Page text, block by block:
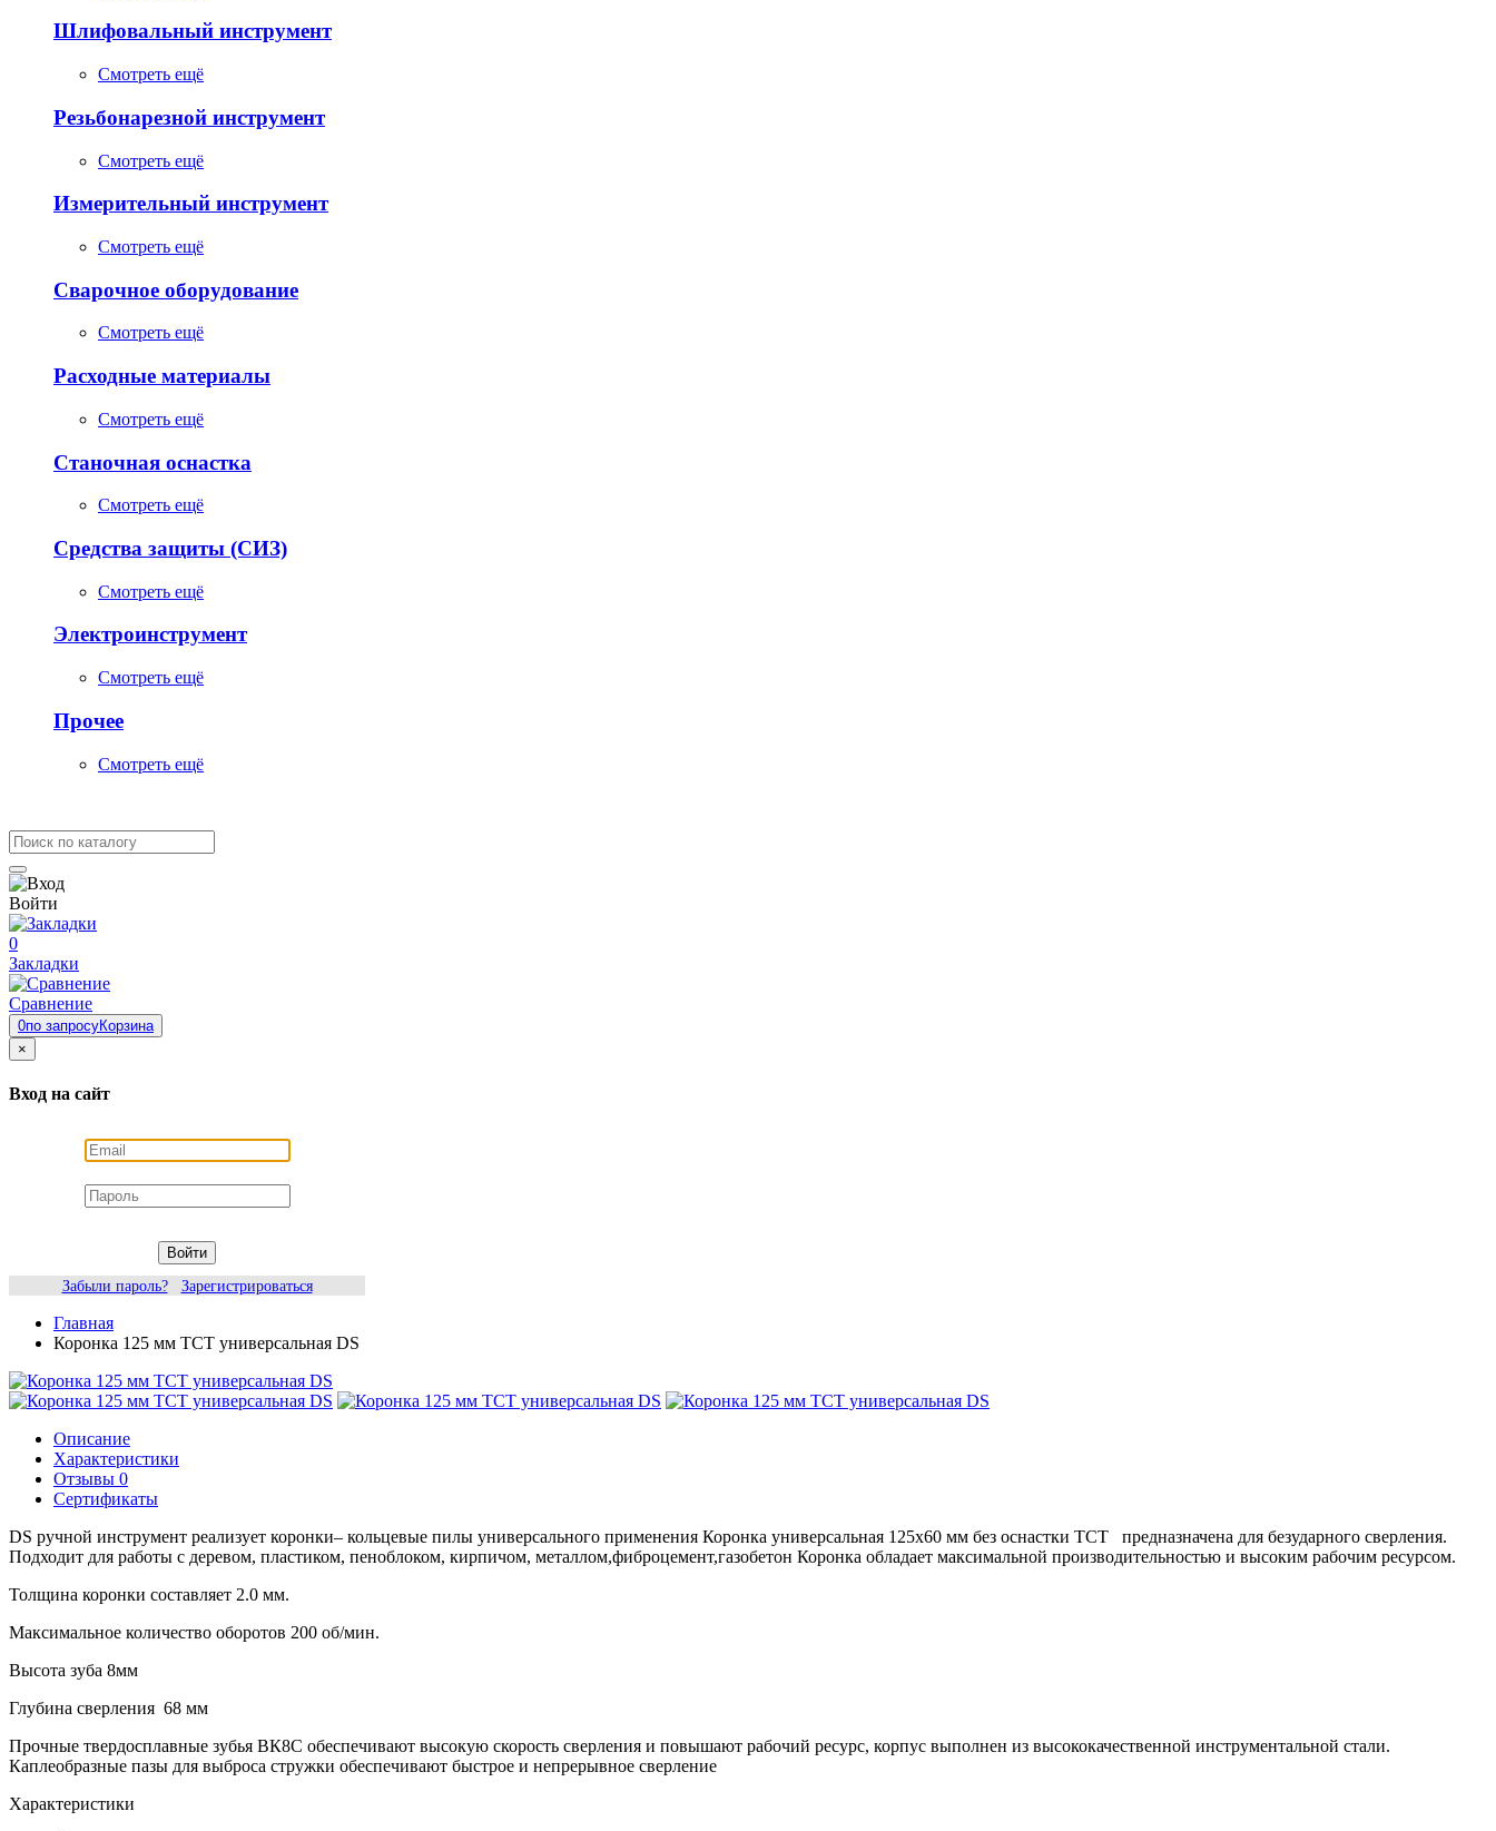
Шлифовальный инструмент
Смотреть ещё
Резьбонарезной инструмент
Смотреть ещё
Измерительный инструмент
Смотреть ещё
Сварочное оборудование
Смотреть ещё
Расходные материалы
Смотреть ещё
Станочная оснастка
Смотреть ещё
Средства защиты (СИЗ)
Смотреть ещё
Электроинструмент
Смотреть ещё
Прочее
Смотреть ещё
Войти
0
Закладки
Сравнение
0по запросуКорзина
×
Вход на сайт
Войти
Забыли пароль?
Зарегистрироваться
Главная
Коронка 125 мм ТСТ универсальная DS
Описание
Характеристики
Отзывы 0
Сертификаты
DS ручной инструмент реализует коронки– кольцевые пилы универсального применения Коронка универсальная 125х60 мм без оснастки ТСТ предназначена для безударного сверления.
Подходит для работы с деревом, пластиком, пеноблоком, кирпичом, металлом,фиброцемент,газобетон Коронка обладает максимальной производительностью и высоким рабочим ресурсом.
Толщина коронки составляет 2.0 мм.
Максимальное количество оборотов 200 об/мин.
Высота зуба 8мм
Глубина сверления 68 мм
Прочные твердосплавные зубья ВК8С обеспечивают высокую скорость сверления и повышают рабочий ресурс, корпус выполнен из высококачественной инструментальной стали.
Каплеобразные пазы для выброса стружки обеспечивают быстрое и непрерывное сверление
Xарактеристики